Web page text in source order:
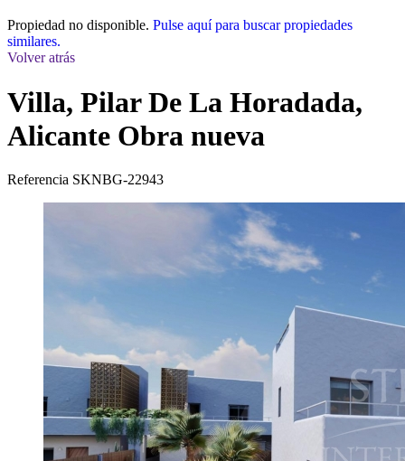
Propiedad no disponible. Pulse aquí para buscar propiedades
similares.
Volver atrás
Villa, Pilar De La Horadada,
Alicante Obra nueva
Referencia SKNBG-22943